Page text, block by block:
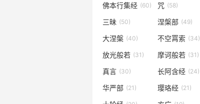
佛本行集经 (60) 咒 (58)
三昧 (50) 涅槃部 (49)
大涅槃 (40) 不空罥索 (34)
放光般若 (31) 摩诃般若 (31)
真言 (30) 长阿含经 (24)
华严部 (21) 璎珞经 (21)